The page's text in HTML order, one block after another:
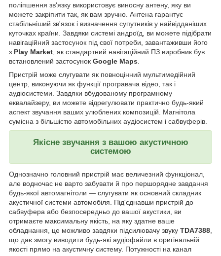
поліпшення зв'язку використовує виносну антену, яку ви
можете закріпити так, як вам зручно. Антена гарантує
стабільніший зв'язок і визначення супутників у найвідданіших
куточках країни. Завдяки системі андроїд, ви можете підібрати
навігаційний застосунок під свої потреби, завантаживши його
з Play Market , як стандартний навігаційний ПЗ виробник був
встановлений застосунок Google Maps
Пристрій може слугувати як повноцінний мультимедійний
центр, виконуючи як функції програвача відео, так і
аудіосистеми. Завдяки вбудованому програмному
еквалайзеру, ви можете відрегулювати практично будь-який
аспект звучання ваших улюблених композицій. Магнітола
сумісна з більшістю автомобільних аудіосистем і сабвуферів.
Якісне звучання з вашою акустичною
системою
Однозначно головний пристрій має величезний функціонал,
але водночас не варто забувати й про першорядне завдання
будь-якої автомагнітоли — слугувати як основний складник
акустичної системи автомобіля. Під'єднавши пристрій до
сабвуфера або безпосередньо до вашої акустики, ви
отримаєте максимальну якість, на яку здатне ваше
обладнання, це можливо завдяки підсилювачу звуку TDA7388
що дає змогу виводити будь-які аудіофайли в оригінальній
якості прямо на акустичну систему. Потужності на канал